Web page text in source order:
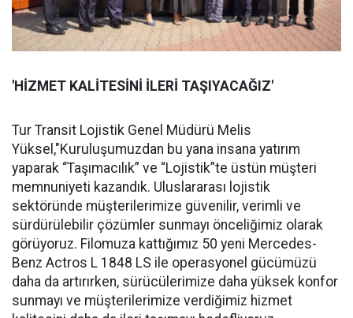
'HİZMET KALİTESİNİ İLERİ TAŞIYACAĞIZ'
Tur Transit Lojistik Genel Müdürü Melis
Yüksel,"Kuruluşumuzdan bu yana insana yatırım
yaparak “Taşımacılık” ve “Lojistik”te üstün müşteri
memnuniyeti kazandık. Uluslararası lojistik
sektöründe müşterilerimize güvenilir, verimli ve
sürdürülebilir çözümler sunmayı önceliğimiz olarak
görüyoruz. Filomuza kattığımız 50 yeni Mercedes-
Benz Actros L 1848 LS ile operasyonel gücümüzü
daha da artırırken, sürücülerimize daha yüksek konfor
sunmayı ve müşterilerimize verdiğimiz hizmet